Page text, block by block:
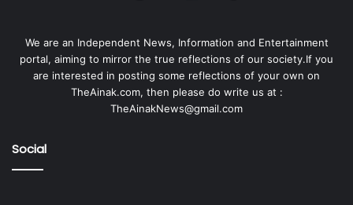
We are an Independent News, Information and Entertainment
portal, aiming to mirror the true reflections of our society.If you
are interested in posting some reflections of your own on
TheAinak.com, then please do write us at :
TheAinakNews@gmail.com
Social